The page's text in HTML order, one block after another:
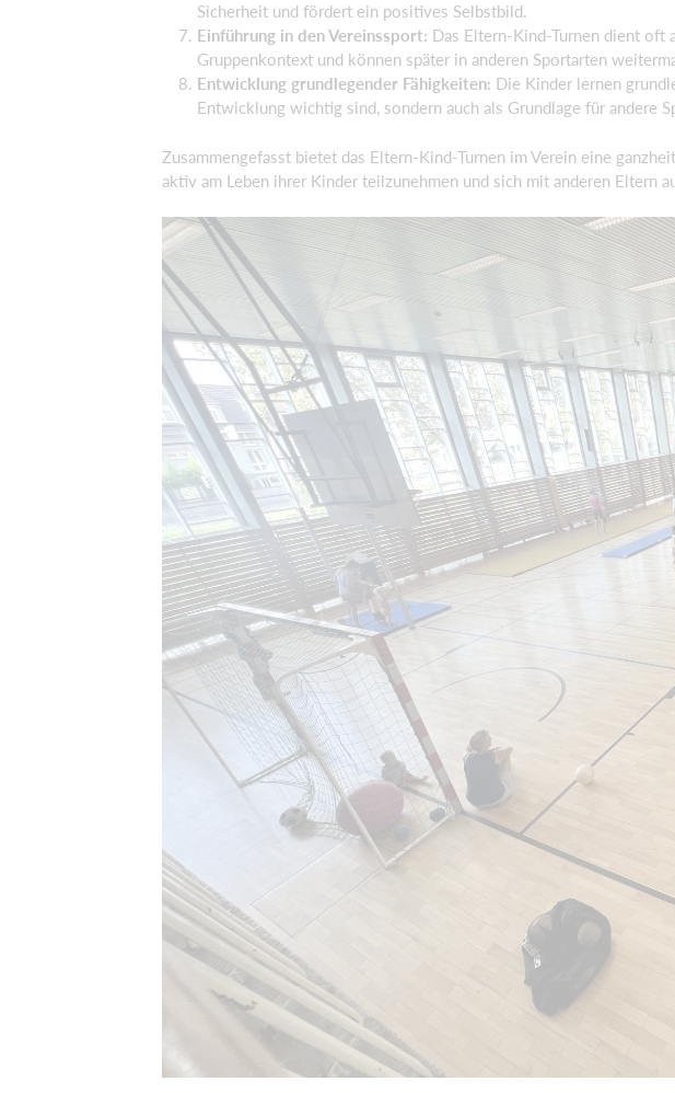
Sicherheit und fördert ein positives Selbstbild.
Einführung in den Vereinssport: Das Eltern-Kind-Turnen dient oft
Gruppenkontext und können später in anderen Sportarten
Entwicklung grundlegender Fähigkeiten: Die Kinder lernen
Entwicklung wichtig sind, sondern auch als Grundlage für andere
Zusammengefasst bietet das Eltern-Kind-Turnen im Verein eine
aktiv am Leben ihrer Kinder teilzunehmen und sich mit anderen Eltern